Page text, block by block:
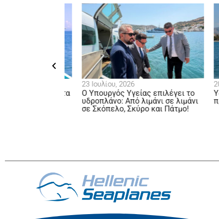
23 Ιουλίου, 2026
Ο Υπουργός Υγείας επιλέγει το
υδροπλάνο: Από λιμάνι σε λιμάνι
σε Σκόπελο, Σκύρο και Πάτμο!
20